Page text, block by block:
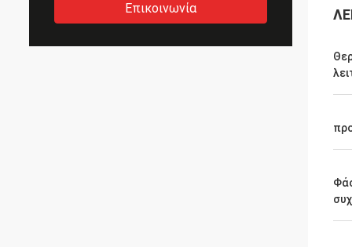
Επικοινωνία